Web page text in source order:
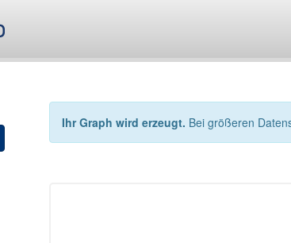
Ihr Graph wird erzeugt. Bei größeren